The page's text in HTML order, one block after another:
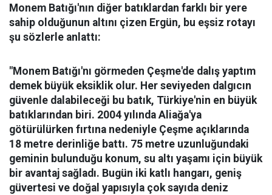
Monem Batığı'nın diğer batıklardan farklı bir yere
sahip olduğunun altını çizen Ergün, bu eşsiz rotayı
şu sözlerle anlattı:
"Monem Batığı'nı görmeden Çeşme'de dalış yaptım
demek büyük eksiklik olur. Her seviyeden dalgıcın
güvenle dalabileceği bu batık, Türkiye'nin en büyük
batıklarından biri. 2004 yılında Aliağa'ya
götürülürken fırtına nedeniyle Çeşme açıklarında
18 metre derinliğe battı. 75 metre uzunluğundaki
geminin bulunduğu konum, su altı yaşamı için büyük
bir avantaj sağladı. Bugün iki katlı hangarı, geniş
güvertesi ve doğal yapısıyla çok sayıda deniz